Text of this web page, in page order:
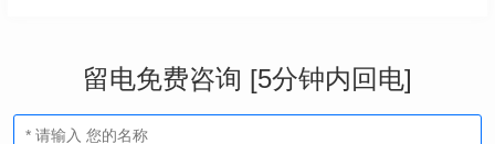
留电免费咨询 [5分钟内回电]